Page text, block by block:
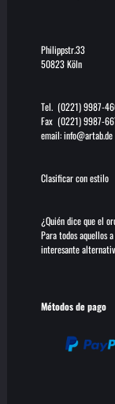
Philippstr.33
50823 Köln
Tel. (0221) 9987-
Fax (0221) 9987-
email:info@artab.de
Clasificar con estilo
¿Quién dice que el
Para todos aquellos
interesante
Métodos de pago